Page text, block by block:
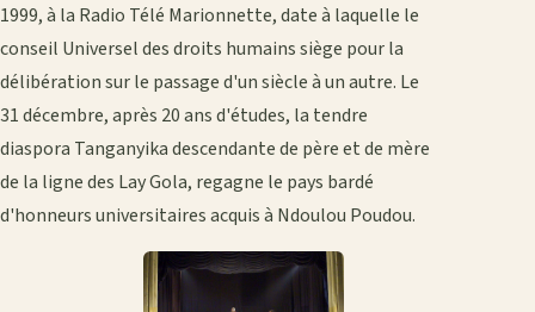
1999, à la Radio Télé Marionnette, date à laquelle le
conseil Universel des droits humains siège pour la
délibération sur le passage d'un siècle à un autre. Le
31 décembre, après 20 ans d'études, la tendre
diaspora Tanganyika descendante de père et de mère
de la ligne des Lay Gola, regagne le pays bardé
d'honneurs universitaires acquis à Ndoulou Poudou.